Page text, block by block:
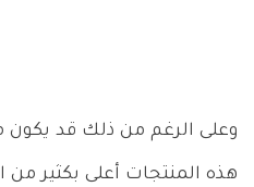
وعلى الرغم من ذلك قد يكون
هذه المنتجات أعلى بكثير